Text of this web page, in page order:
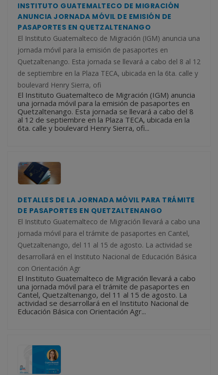
INSTITUTO GUATEMALTECO DE MIGRACIÓN
ANUNCIA JORNADA MÓVIL DE EMISIÓN DE
PASAPORTES EN QUETZALTENANGO
El Instituto Guatemalteco de Migración (IGM) anuncia una
jornada móvil para la emisión de pasaportes en
Quetzaltenango. Esta jornada se llevará a cabo del 8 al 12
de septiembre en la Plaza TECA, ubicada en la 6ta. calle y
boulevard Henry Sierra, ofi
El Instituto Guatemalteco de Migración (IGM) anuncia
una jornada móvil para la emisión de pasaportes en
Quetzaltenango. Esta jornada se llevará a cabo del 8
al 12 de septiembre en la Plaza TECA, ubicada en la
6ta. calle y boulevard Henry Sierra, ofi...
DETALLES DE LA JORNADA MÓVIL PARA TRÁMITE
DE PASAPORTES EN QUETZALTENANGO
El Instituto Guatemalteco de Migración llevará a cabo una
jornada móvil para el trámite de pasaportes en Cantel,
Quetzaltenango, del 11 al 15 de agosto. La actividad se
desarrollará en el Instituto Nacional de Educación Básica
con Orientación Agr
El Instituto Guatemalteco de Migración llevará a cabo
una jornada móvil para el trámite de pasaportes en
Cantel, Quetzaltenango, del 11 al 15 de agosto. La
actividad se desarrollará en el Instituto Nacional de
Educación Básica con Orientación Agr...